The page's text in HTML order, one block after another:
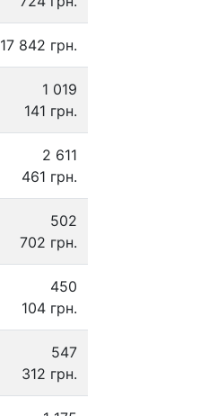
17 842 грн.
1 019
141 грн.
2 611
461 грн.
502
702 грн.
450
104 грн.
547
312 грн.